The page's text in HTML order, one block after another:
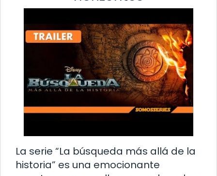
La serie “La búsqueda más allá de la
historia” es una emocionante